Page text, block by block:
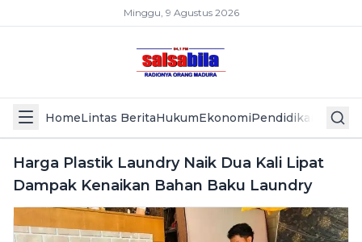
Minggu, 9 Agustus 2026
HomeLintas BeritaHukumEkonomiPendidikan Politik
Harga Plastik Laundry Naik Dua Kali Lipat
Dampak Kenaikan Bahan Baku Laundry